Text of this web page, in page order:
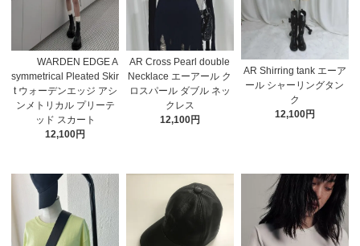
WARDEN EDGE A
symmetrical Pleated Skir
t ウォーデンエッジ アシ
ンメトリカル プリーテ
ッド スカート
12,100円
AR Cross Pearl double
Necklace エーアール ク
ロスパール ダブル ネッ
クレス
12,100円
AR Shirring tank エーア
ール シャーリングタン
ク
12,100円